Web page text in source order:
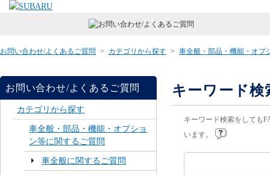
お問い合わせ/よくあるご質問 > カテゴリから探す > 車全般・部品・機能・オプ
お問い合わせ/よくあるご質問
カテゴリから探す
車全般・部品・機能・オプショ
ン等に関するご質問
車全般に関するご質問
キーワード検
キーワード検索をしても
います。